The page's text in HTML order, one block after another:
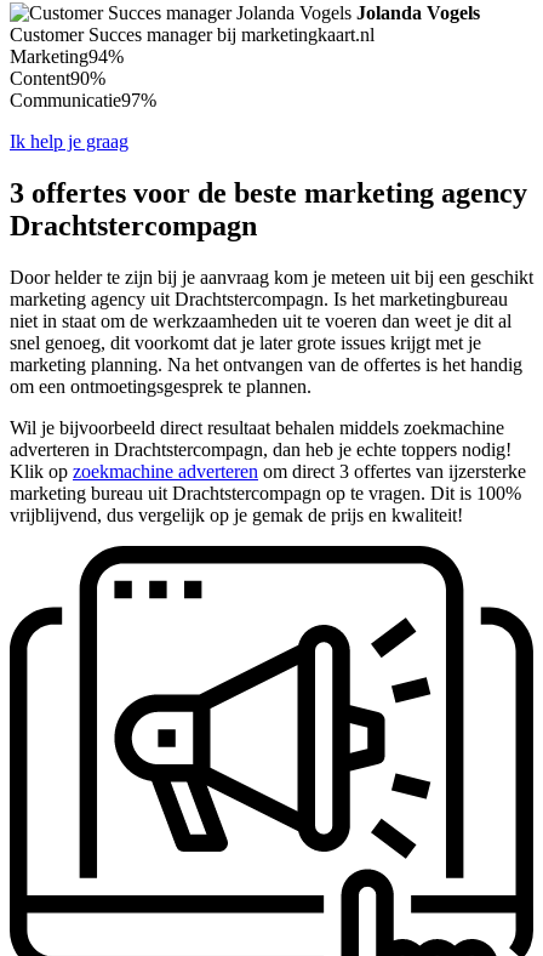
Jolanda Vogels
Customer Succes manager bij marketingkaart.nl
Marketing94%
Content90%
Communicatie97%
Ik help je graag
3 offertes voor de beste marketing agency
Drachtstercompagn
Door helder te zijn bij je aanvraag kom je meteen uit bij een geschikt
marketing agency uit Drachtstercompagn. Is het marketingbureau
niet in staat om de werkzaamheden uit te voeren dan weet je dit al
snel genoeg, dit voorkomt dat je later grote issues krijgt met je
marketing planning. Na het ontvangen van de offertes is het handig
om een ontmoetingsgesprek te plannen.
Wil je bijvoorbeeld direct resultaat behalen middels zoekmachine
adverteren in Drachtstercompagn, dan heb je echte toppers nodig!
Klik op zoekmachine adverteren om direct 3 offertes van ijzersterke
marketing bureau uit Drachtstercompagn op te vragen. Dit is 100%
vrijblijvend, dus vergelijk op je gemak de prijs en kwaliteit!